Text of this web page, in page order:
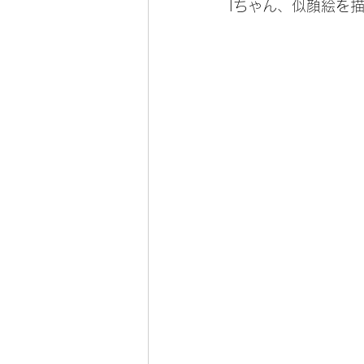
Iちゃん、似顔絵を